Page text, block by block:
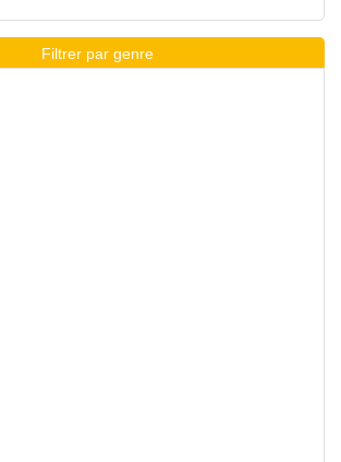
Filtrer par genre